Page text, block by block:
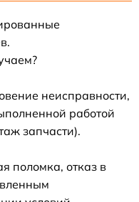
неисправности,
работой
запчасти).
поломка, отказ в